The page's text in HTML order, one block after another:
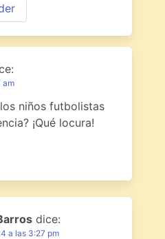
am
niños futbolistas
¡Qué locura!
dice:
a las 3:27 pm